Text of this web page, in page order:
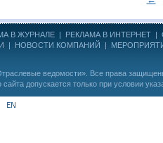
В ЖУРНАЛЕ | РЕКЛАМА В ИНТЕРНЕТ |
| НОВОСТИ КОМПАНИЙ |
ведомости» . Все права
допускается только при условии